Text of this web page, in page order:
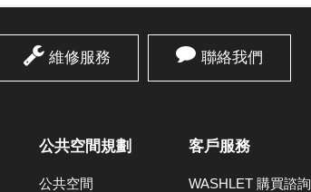
維修服務 聯絡我們
公共空間規劃
公共空間
客戶服務
WASHLET 購買諮詢